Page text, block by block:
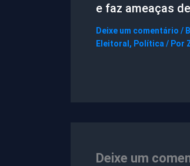
e faz ameaças
Deixe um comentário /
Eleitoral, Política / Por
Deixe um